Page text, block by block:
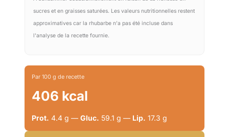
sucres et en graisses saturées. Les valeurs nutritionnelles restent
approximatives car la rhubarbe n'a pas été incluse dans
l'analyse de la recette fournie.
Par 100 g de recette
406 kcal
Prot. 4.4 g — Gluc. 59.1 g — Lip. 17.3 g